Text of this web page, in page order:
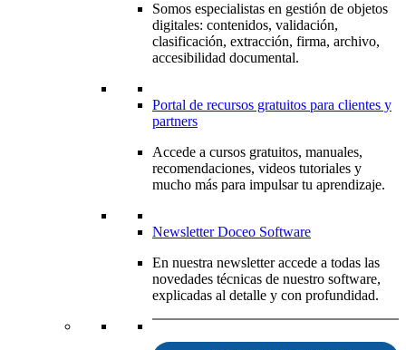
Somos especialistas en gestión de objetos
digitales: contenidos, validación,
clasificación, extracción, firma, archivo,
accesibilidad documental.
Portal de recursos gratuitos para clientes y
partners
Accede a cursos gratuitos, manuales,
recomendaciones, videos tutoriales y
mucho más para impulsar tu aprendizaje.
Newsletter Doceo Software
En nuestra newsletter accede a todas las
novedades técnicas de nuestro software,
explicadas al detalle y con profundidad.